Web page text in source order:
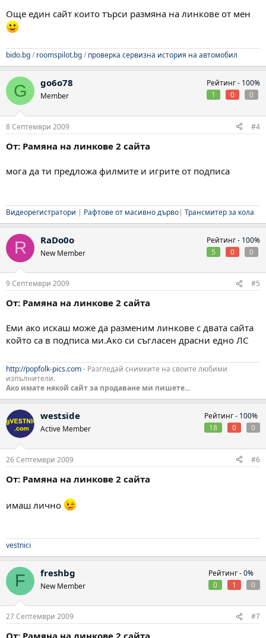
Още един сайт които търси размяна на линкове от мен
bido.bg/ roomspilot.bg/ проверка сервизна история на автомобил
G go6o78
Member
Рейтинг - 100%
1
0 0
8 Септември 2009 #4
От: Рамяна на линкове 2 сайта
мога да ти предложа филмите и игрите от подписа
Видеорегистратори | Рафтове от масивно дърво| Трансмитер за кола
R RaDo0o
New Member
Рейтинг - 100%
5
0 0
9 Септември 2009 #5
От: Рамяна на линкове 2 сайта
Еми ако искаш може да разменим линкове с двата сайта
който са в подписа ми.Ако си съгласен драсни едно ЛС
http://popfolk-pics.com- Разгледай снимките на своите любими
изпълнители.
Ако имате някой сайт за продаване ми пишете...
westside
Active Member
Рейтинг - 100%
18
0 0
26 Септември 2009 #6
От: Рамяна на линкове 2 сайта
имаш лично
vestnici
F freshbg
New Member
Рейтинг -0%
0
1 0
27 Септември 2009 #7
От: Рамяна на линкове 2 сайта